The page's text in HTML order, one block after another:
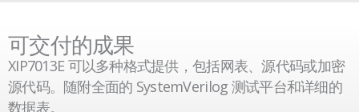
可交付的成果
XIP7013E 可以多种格式提供，包括网表、源代码或加密
源代码。随附全面的 SystemVerilog 测试平台和详细的
数据表。